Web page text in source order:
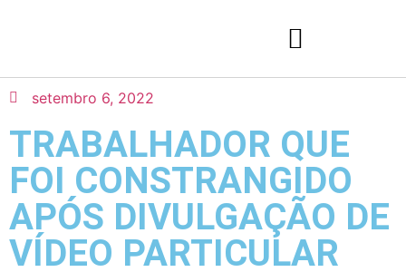
setembro 6, 2022
TRABALHADOR QUE
FOI CONSTRANGIDO
APÓS DIVULGAÇÃO DE
VÍDEO PARTICULAR